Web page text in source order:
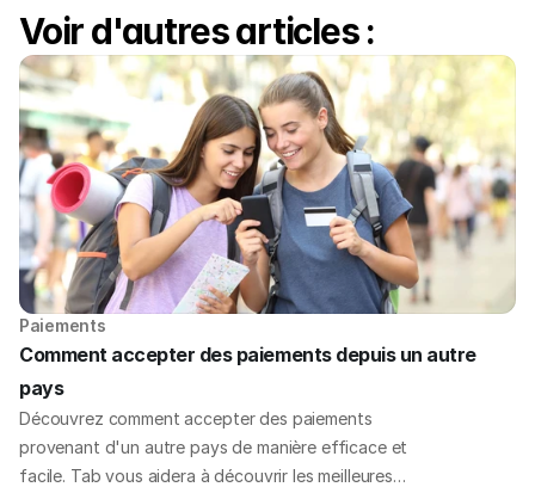
Voir d'autres articles :
Paiements
Comment accepter des paiements depuis un autre
pays
Découvrez comment accepter des paiements
provenant d'un autre pays de manière efficace et
facile. Tab vous aidera à découvrir les meilleures